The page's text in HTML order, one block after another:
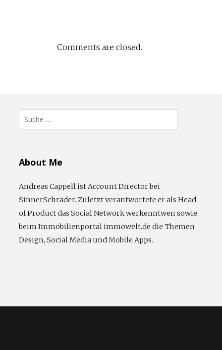
Comments are closed.
Suche
nach:
About Me
Andreas Cappell ist Account Director bei
SinnerSchrader. Zuletzt verantwortete er als Head
of Product das Social Network werkenntwen sowie
beim Immobilienportal immowelt.de die Themen
Design, Social Media und Mobile Apps.